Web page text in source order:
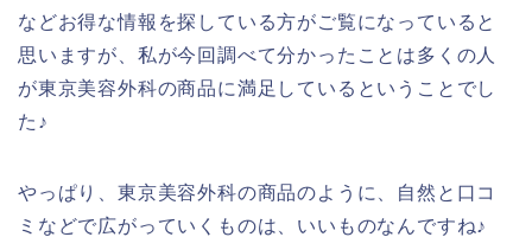
などお得な情報を探している方がご覧になっていると
思いますが、私が今回調べて分かったことは多くの人
が東京美容外科の商品に満足しているということでし
た♪
やっぱり、東京美容外科の商品のように、自然と口コ
ミなどで広がっていくものは、いいものなんですね♪